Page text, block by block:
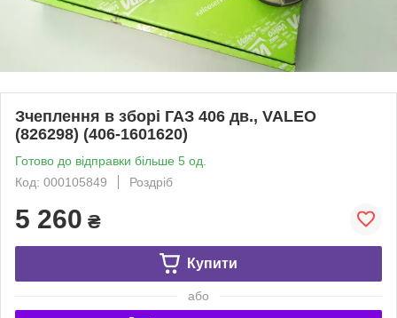
Зчеплення в зборі ГАЗ 406 дв., VALEO
(826298) (406-1601620)
Готово до відправки більше 5 од.
Код: 000105849
Роздріб
5 260 ₴
Купити
або